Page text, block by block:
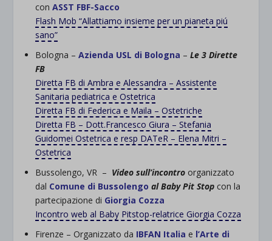
conASST FBF-Sacco
Flash Mob “Allattiamo insieme per un pianeta piú
sano”
Bologna – Azienda USL di Bologna –Le 3 Dirette
FB
Diretta FB di Ambra e Alessandra – Assistente
Sanitaria pediatrica e Ostetrica
Diretta FB di Federica e Maila – Ostetriche
Diretta FB – Dott.Francesco Giura – Stefania
Guidomei Ostetrica e resp DATeR – Elena Mitri –
Ostetrica
Bussolengo, VR – Video sull’incontro organizzato
dal Comune di Bussolengo al Baby Pit Stop con la
partecipazione di Giorgia Cozza
Incontro web al Baby Pitstop-relatrice Giorgia Cozza
Firenze – Organizzato da IBFAN Italia e l’Arte di